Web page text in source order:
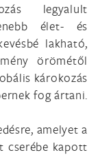
legyalult
élet- és
lakható,
örömétől
károkozás
fog ártani.
amelyet a
cserébe kapott